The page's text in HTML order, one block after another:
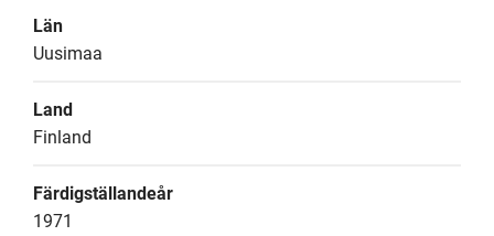
Län
Uusimaa
Land
Finland
Färdigställandeår
1971